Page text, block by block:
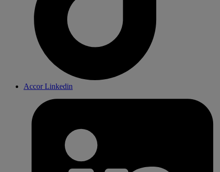
Accor Linkedin